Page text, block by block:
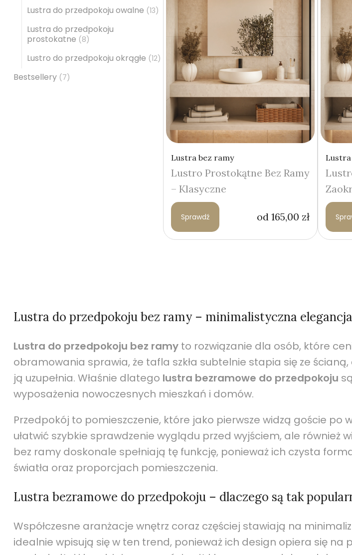
Lustra do przedpokoju owalne (13)
Lustra do przedpokoju
prostokatne (8)
Lustro do przedpokoju okrągłe (12)
Bestsellery (7)
Lustra bez ramy
Lustro Prostokątne Bez Ramy
– Klasyczne
Sprawdź od 165,00 zł
Lustra do przedpokoju bez ramy – minimalistyczna
Lustra do przedpokoju bez ramy to rozwiązanie dla osób, które
obramowania sprawia, że tafla szkła subtelnie stapia się ze
ją uzupełnia. Właśnie dlatego lustra bezramowe do przedpokoju
wyposażenia nowoczesnych mieszkań i domów.
Przedpokój to pomieszczenie, które jako pierwsze widzą goście
ułatwić szybkie sprawdzenie wyglądu przed wyjściem, ale również
bez ramy doskonale spełniają tę funkcję, ponieważ ich czysta
światła oraz proporcjach pomieszczenia.
Lustra bezramowe do przedpokoju – dlaczego są tak
Współczesne aranżacje wnętrz coraz częściej stawiają na
idealnie wpisują się w ten trend, ponieważ ich design opiera się